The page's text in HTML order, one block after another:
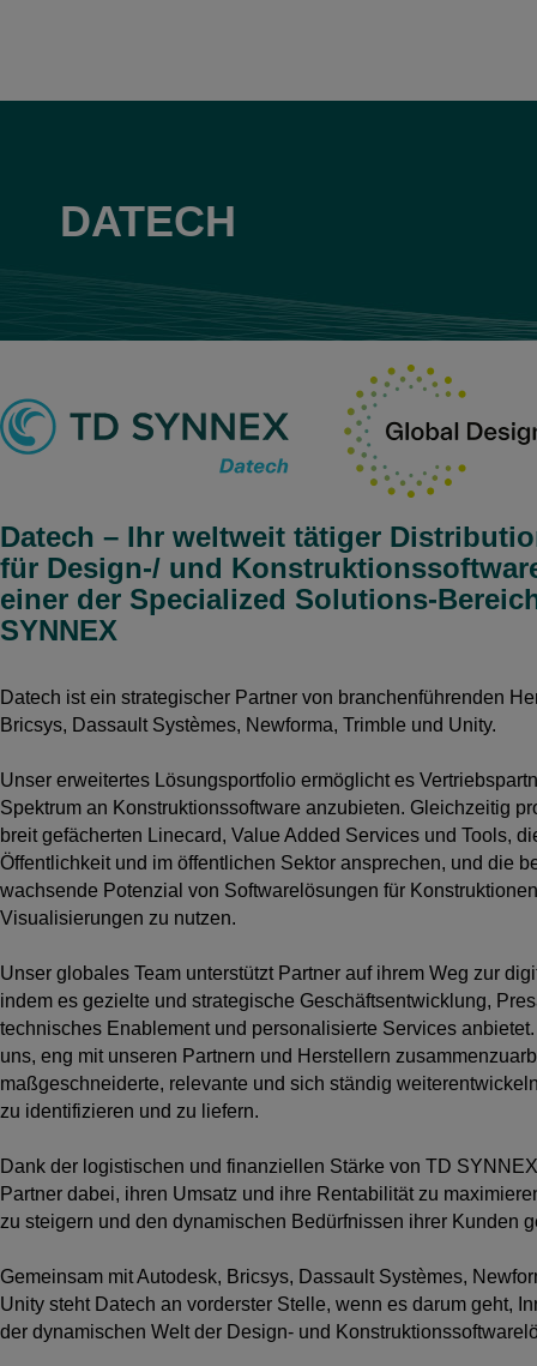
DATECH
Datech – Ihr weltweit tätiger
für Design-/ und
einer der Specialized Solutions-
SYNNEX
Datech ist ein strategischer Partner von branchenführenden
Bricsys, Dassault Systèmes, Newforma, Trimble und Unity.
Unser erweitertes Lösungsportfolio ermöglicht es
Spektrum an Konstruktionssoftware anzubieten. Gleichzeitig
breit gefächerten Linecard, Value Added Services und Tools,
Öffentlichkeit und im öffentlichen Sektor ansprechen, und die
wachsende Potenzial von Softwarelösungen für
Visualisierungen zu nutzen.
Unser globales Team unterstützt Partner auf ihrem Weg zur
indem es gezielte und strategische Geschäftsentwicklung,
technisches Enablement und personalisierte Services
uns, eng mit unseren Partnern und Herstellern
maßgeschneiderte, relevante und sich ständig
zu identifizieren und zu liefern.
Dank der logistischen und finanziellen Stärke von TD
Partner dabei, ihren Umsatz und ihre Rentabilität zu
zu steigern und den dynamischen Bedürfnissen ihrer Kunden
Gemeinsam mitAutodesk, Bricsys, Dassault Systèmes,
Unity steht Datech an vorderster Stelle, wenn es darum geht,
der dynamischen Welt der Design- und